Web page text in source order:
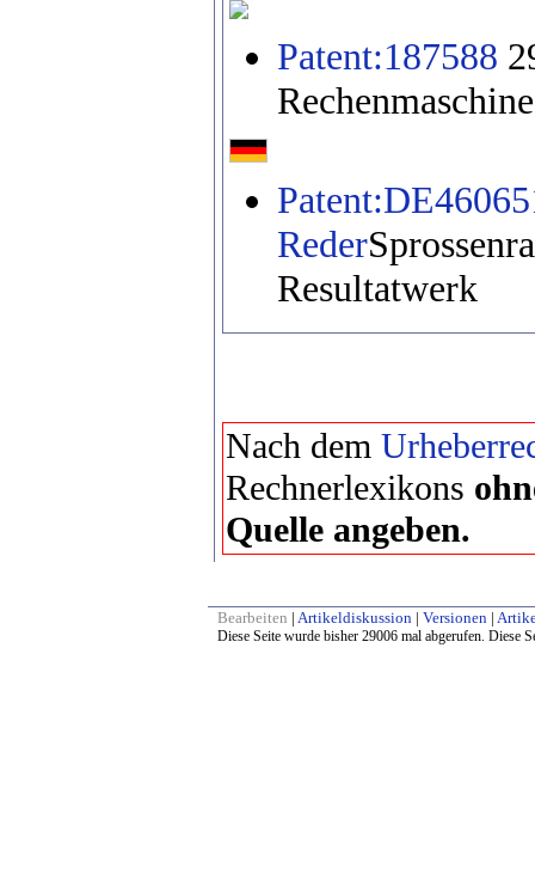
Patent:187588
Reder
Resultatwerk
Nach dem
Rechnerlexikons
Quelle angeben.
Bearbeiten | Artikeldiskussion | Versionen |
Diese Seite wurde bisher 29006 mal abgerufen. Diese